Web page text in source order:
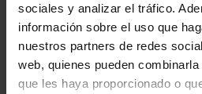
sociales y analizar el tráfico.
información sobre el uso que
nuestros partners de redes
web, quienes pueden
que les haya proporcionado o
Más HM Hospitales